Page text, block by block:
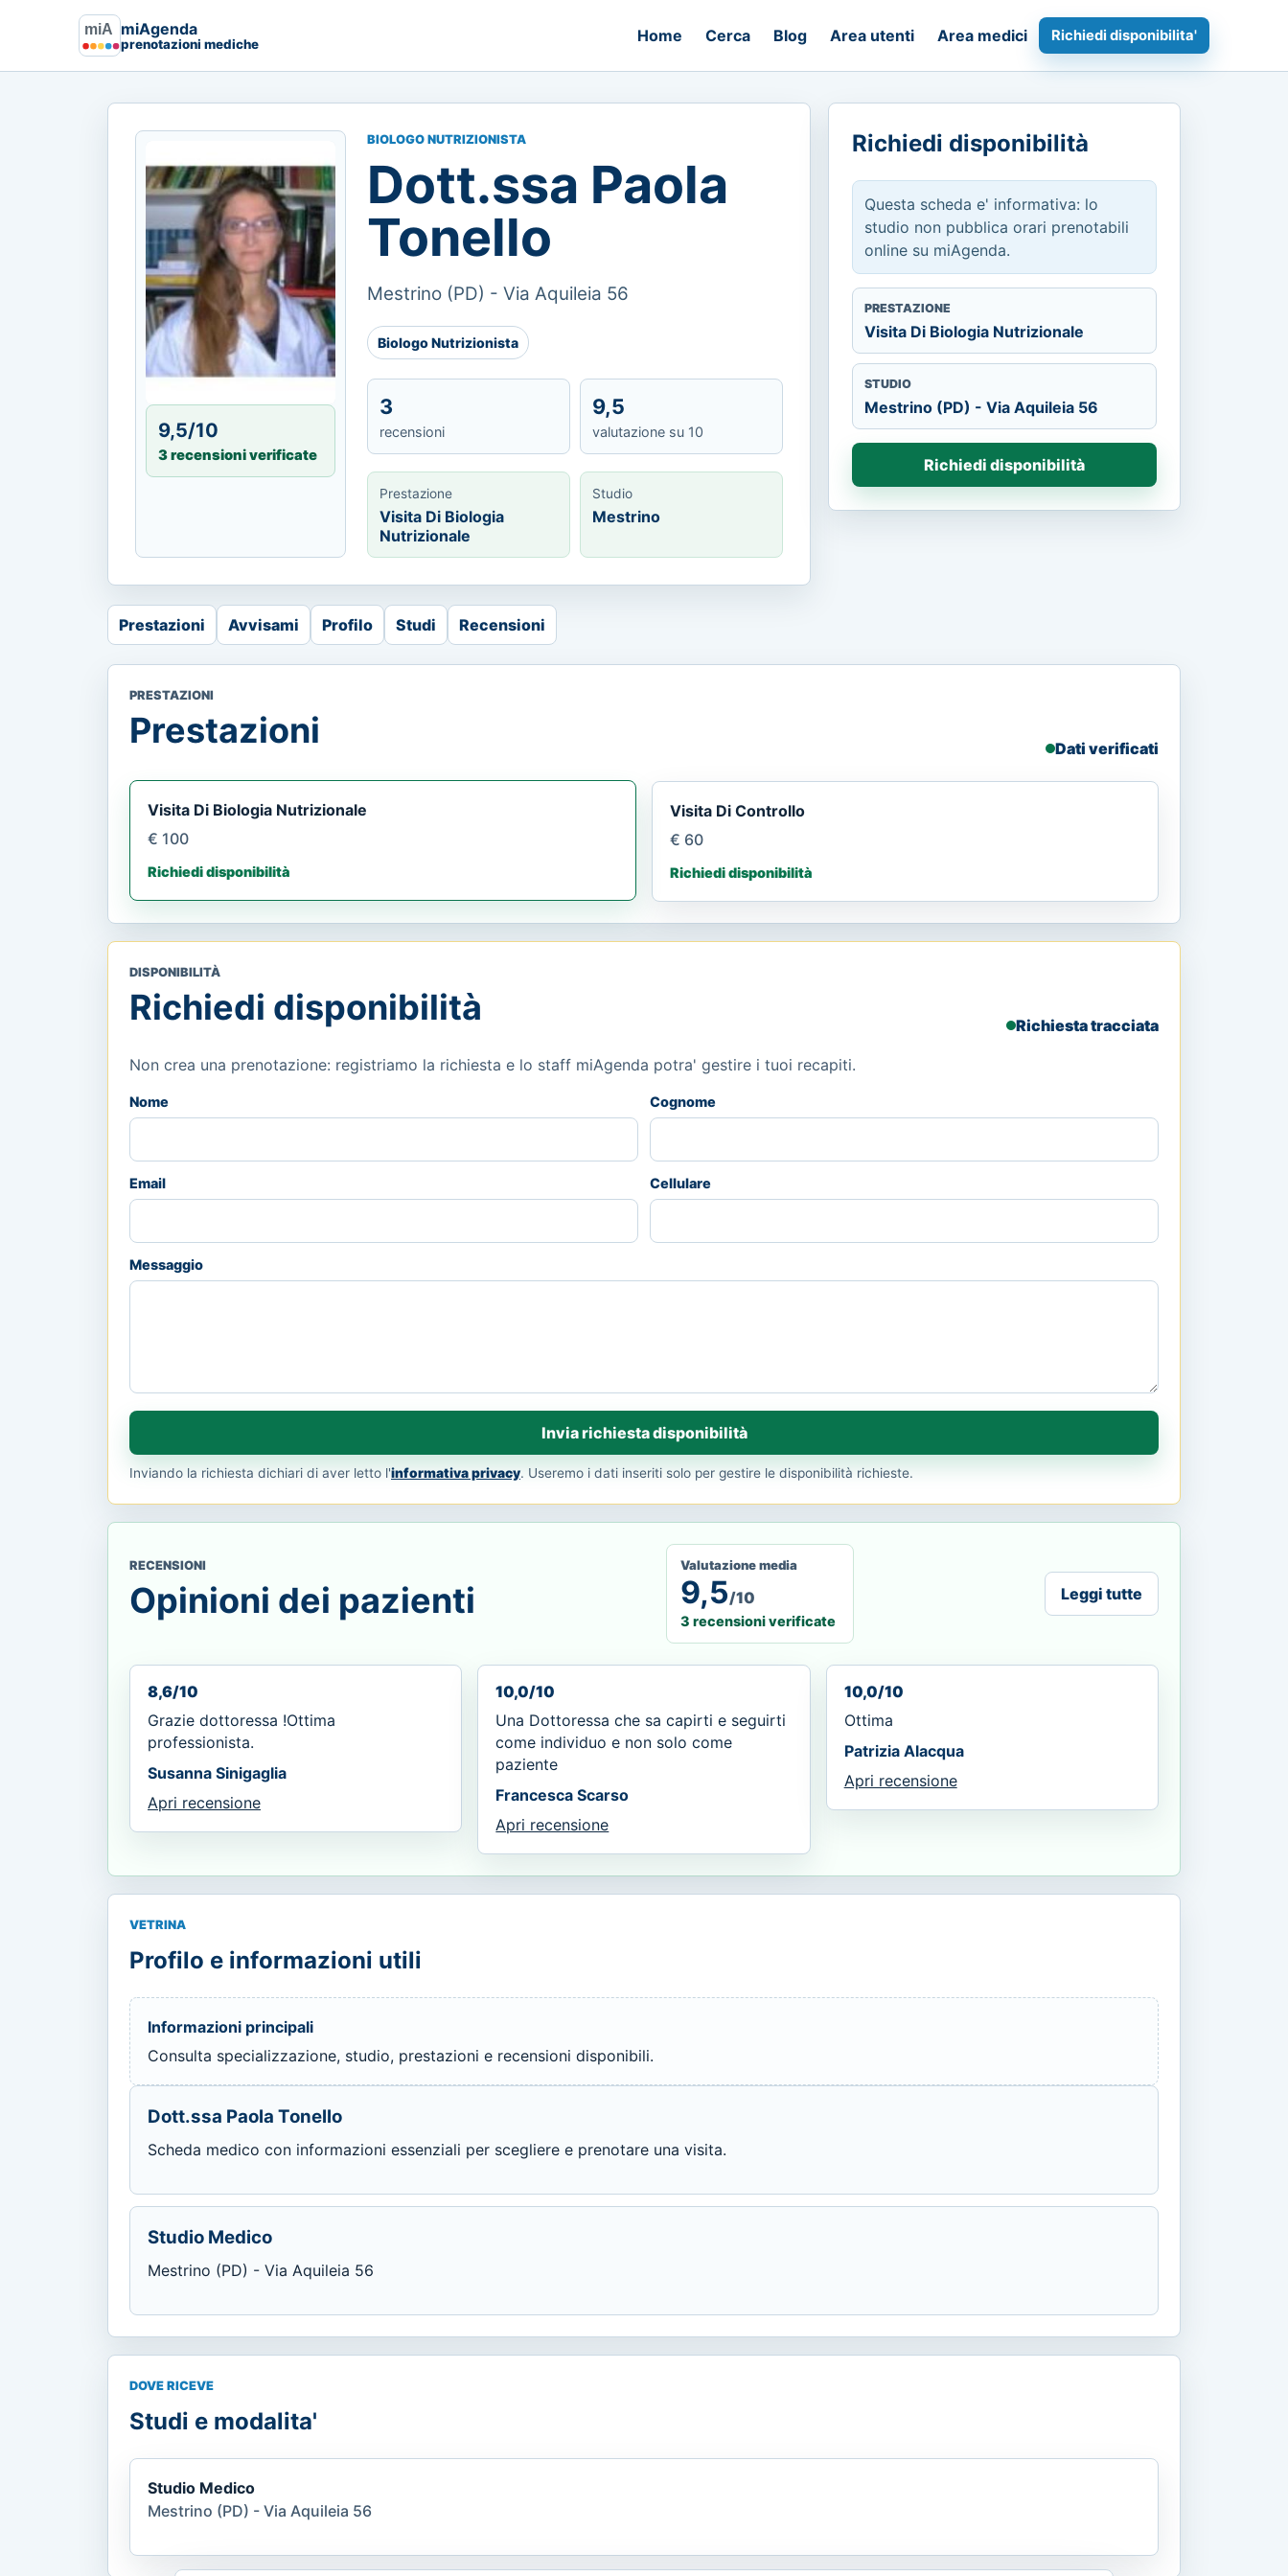
miAgenda
prenotazioni mediche Home Cerca Blog Area utenti Area medici Richiedi disponibilita'
9,5/10
3 recensioni verificate
BIOLOGO NUTRIZIONISTA
Dott.ssa Paola
Tonello
Mestrino (PD) - Via Aquileia 56
Biologo Nutrizionista
3
recensioni
9,5
valutazione su 10
Prestazione
Visita Di Biologia
Nutrizionale
Studio
Mestrino
Richiedi disponibilità
Questa scheda e' informativa: lo
studio non pubblica orari prenotabili
online su miAgenda.
PRESTAZIONE
Visita Di Biologia Nutrizionale
STUDIO
Mestrino (PD) - Via Aquileia 56
Richiedi disponibilità
Prestazioni Avvisami Profilo Studi Recensioni
PRESTAZIONI
Prestazioni Dati verificati
Visita Di Biologia Nutrizionale
€ 100
Richiedi disponibilità
Visita Di Controllo
€ 60
Richiedi disponibilità
DISPONIBILITÀ
Richiedi disponibilità Richiesta tracciata
Non crea una prenotazione: registriamo la richiesta e lo staff miAgenda potra' gestire i tuoi recapiti.
Nome Cognome
Email Cellulare
Messaggio
Invia richiesta disponibilità
Inviando la richiesta dichiari di aver letto l'informativa privacy. Useremo i dati inseriti solo per gestire le disponibilità richieste.
RECENSIONI
Opinioni dei pazienti
Valutazione media
9,5/10
3 recensioni verificate
Leggi tutte
8,6/10
Grazie dottoressa !Ottima
professionista.
Susanna Sinigaglia
Apri recensione
10,0/10
Una Dottoressa che sa capirti e seguirti
come individuo e non solo come
paziente
Francesca Scarso
Apri recensione
10,0/10
Ottima
Patrizia Alacqua
Apri recensione
VETRINA
Profilo e informazioni utili
Informazioni principali
Consulta specializzazione, studio, prestazioni e recensioni disponibili.
Dott.ssa Paola Tonello
Scheda medico con informazioni essenziali per scegliere e prenotare una visita.
Studio Medico
Mestrino (PD) - Via Aquileia 56
DOVE RICEVE
Studi e modalita'
Studio Medico
Mestrino (PD) - Via Aquileia 56